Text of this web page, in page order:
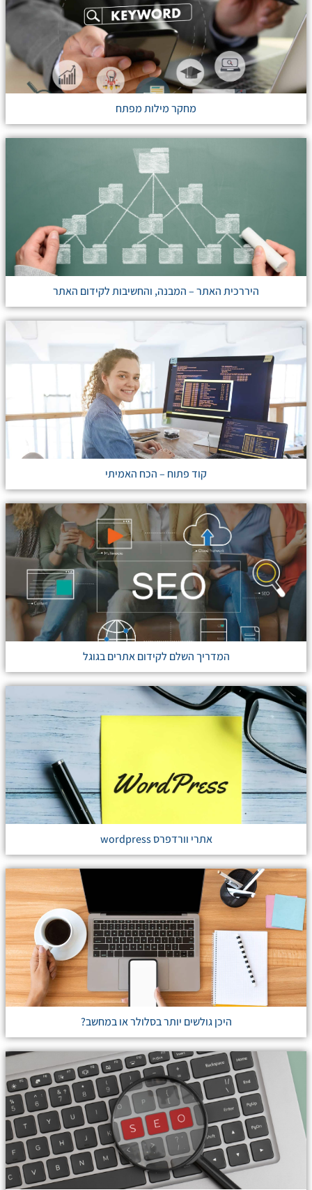
מחקר מילות מפתח
היררכית האתר – המבנה, והחשיבות לקידום האתר
קוד פתוח – הכח האמיתי
המדריך השלם לקידום אתרים בגוגל
אתרי וורדפרס wordpress
היכן גולשים יותר בסלולר או במחשב?